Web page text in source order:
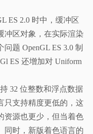
ES 2.0 时中，缓冲区
冲区对象，在实际渲染
题 OpenGL ES 3.0 制
ES 还增加对 Uniform
32 位整数和浮点数据
只支持精度更低的，这
资源也更少，但当着色
同时，新版着色语言的